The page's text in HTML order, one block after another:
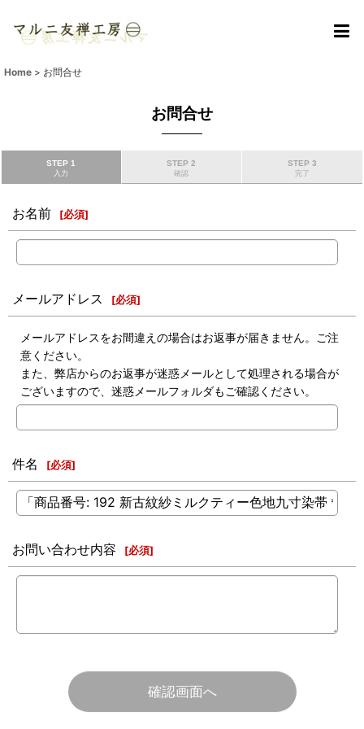
Home > お問合せ
お問合せ
STEP 1
入力
STEP 2
確認
STEP 3
完了
お名前 [必須]
メールアドレス [必須]
メールアドレスをお間違えの場合はお返事が届きません。ご注
意ください。
また、弊店からのお返事が迷惑メールとして処理される場合が
ございますので、迷惑メールフォルダもご確認ください。
件名 [必須]
お問い合わせ内容 [必須]
確認画面へ